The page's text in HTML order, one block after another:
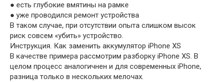
● есть глубокие вмятины на рамке
● уже проводился ремонт устройства
В таком случае, при отсутствии опыта слишком высок
риск совсем «убить» устройство.
Инструкция. Как заменить аккумулятор iPhone XS
В качестве примера рассмотрим разборку iPhone XS. В
целом процесс аналогичнен и для современных iPhone,
разница только в нескольких мелочах.